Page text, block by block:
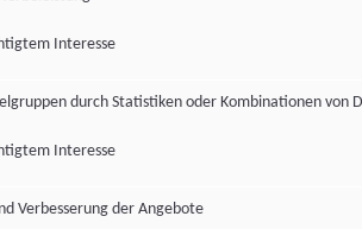
widerrufbar.
hat seinen Preis.
money.com PUR für 33,99€ pro Monat
Interesse
durch Statistiken oder Kombinationen von
Interesse
Verbesserung der Angebote